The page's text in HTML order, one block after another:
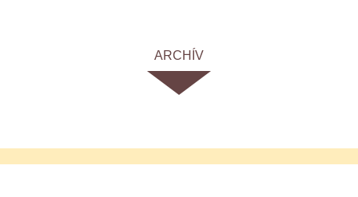
ARCHÍV